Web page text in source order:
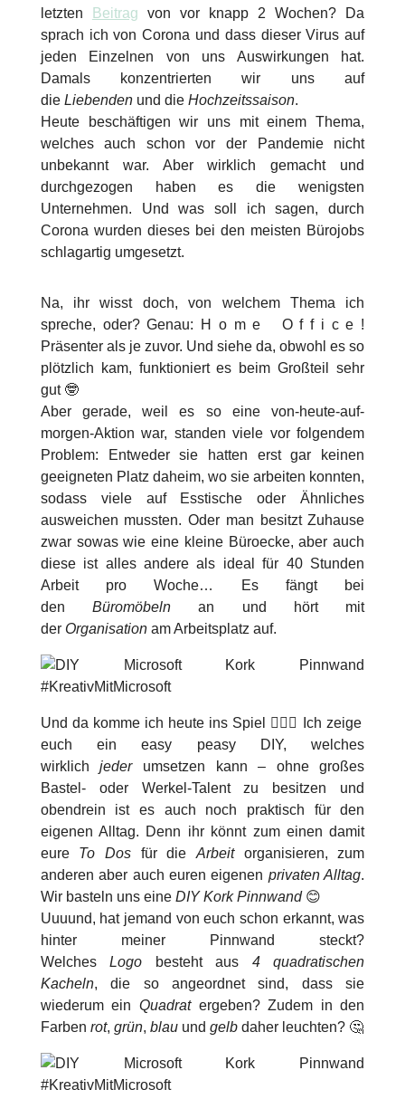
letzten
Beitrag von vor knapp 2 Wochen? Da
sprach ich von Corona und dass dieser Virus auf
jeden Einzelnen von uns Auswirkungen hat.
Damals konzentrierten wir uns auf
die Liebendenund die Hochzeitssaison.
Heute beschäftigen wir uns mit einem Thema,
welches auch schon vor der Pandemie nicht
unbekannt war. Aber wirklich gemacht und
durchgezogen haben es die wenigsten
Unternehmen. Und was soll ich sagen, durch
Corona wurden dieses bei den meisten Bürojobs
schlagartig umgesetzt.
Na, ihr wisst doch, von welchem Thema ich
spreche, oder? Genau: H o m e O f f i c e !
Präsenter als je zuvor. Und siehe da, obwohl es so
plötzlich kam, funktioniert es beim Großteil sehr
gut 🤓
Aber gerade, weil es so eine von-heute-auf-
morgen-Aktion war, standen viele vor folgendem
Problem: Entweder sie hatten erst gar keinen
geeigneten Platz daheim, wo sie arbeiten konnten,
sodass viele auf Esstische oder Ähnliches
ausweichen mussten. Oder man besitzt Zuhause
zwar sowas wie eine kleine Büroecke, aber auch
diese ist alles andere als ideal für 40 Stunden
Arbeit pro Woche… Es fängt bei
denBüromöbeln an und hört mit
der Organisationam Arbeitsplatz auf.
Und da komme ich heute ins Spiel 🙋🏻‍♀️ Ich zeige
euch ein easy peasy DIY, welches
wirklichjederumsetzen kann – ohne großes
Bastel- oder Werkel-Talent zu besitzen und
obendrein ist es auch noch praktisch für den
eigenen Alltag. Denn ihr könnt zum einen damit
eure To Dos für die Arbeitorganisieren, zum
anderen aber auch euren eigenen privaten Alltag.
Wir basteln uns eineDIY Kork Pinnwand 😊
Uuuund, hat jemand von euch schon erkannt, was
hinter meiner Pinnwand steckt?
WelchesLogo besteht aus 4 quadratischen
Kacheln, die so angeordnet sind, dass sie
wiederum ein Quadratergeben? Zudem in den
Farben rot, grün, blauund gelbdaher leuchten? 🤔